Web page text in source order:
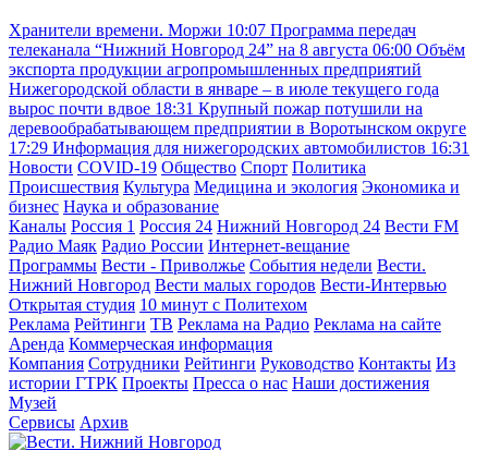
Хранители времени. Моржи 10:07 Программа передач
телеканала “Нижний Новгород 24” на 8 августа 06:00 Объём
экспорта продукции агропромышленных предприятий
Нижегородской области в январе – в июле текущего года
вырос почти вдвое 18:31 Крупный пожар потушили на
деревообрабатывающем предприятии в Воротынском округе
17:29 Информация для нижегородских автомобилистов 16:31
Новости COVID-19 Общество Спорт Политика
Происшествия Культура Медицина и экология Экономика и
бизнес Наука и образование
Каналы Россия 1 Россия 24 Нижний Новгород 24 Вести FM
Радио Маяк Радио России Интернет-вещание
Программы Вести - Приволжье События недели Вести.
Нижний Новгород Вести малых городов Вести-Интервью
Открытая студия 10 минут с Политехом
Реклама Рейтинги ТВ Реклама на Радио Реклама на сайте
Аренда Коммерческая информация
Компания Сотрудники Рейтинги Руководство Контакты Из
истории ГТРК Проекты Пресса о нас Наши достижения
Музей
Сервисы Архив